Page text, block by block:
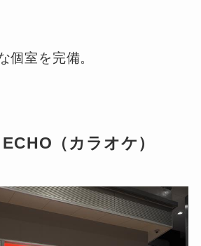
個室を完備。
（カラオケ）